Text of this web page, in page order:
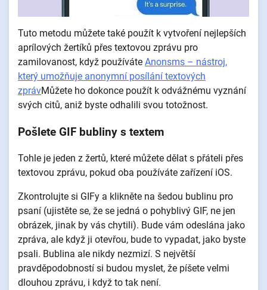
Tuto metodu můžete také použít k vytvoření nejlepších
aprílových žertíků přes textovou zprávu pro
zamilovanost, když používáte Anonsms – nástroj,
který umožňuje anonymní posílání textových
zprávMůžete ho dokonce použít k odvážnému vyznání
svých citů, aniž byste odhalili svou totožnost.
Pošlete GIF bubliny s textem
Tohle je jeden z žertů, které můžete dělat s přáteli přes
textovou zprávu, pokud oba používáte zařízení iOS.
Zkontrolujte si GIFy a klikněte na šedou bublinu pro
psaní (ujistěte se, že se jedná o pohyblivý GIF, ne jen
obrázek, jinak by vás chytili). Bude vám odeslána jako
zpráva, ale když ji otevřou, bude to vypadat, jako byste
psali. Bublina ale nikdy nezmizí. S největší
pravděpodobností si budou myslet, že píšete velmi
dlouhou zprávu, i když to tak není.